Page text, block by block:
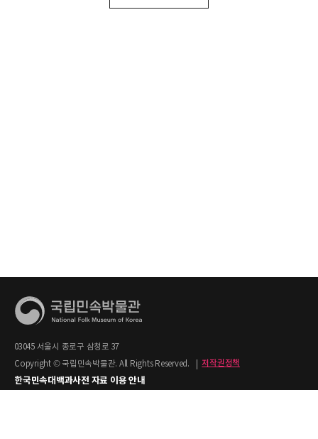
03045 서울시 종로구 삼청로 37
Copyright © 국립민속박물관. All Rights Reserved.
저작권정책
한국민속대백과사전 자료 이용 안내